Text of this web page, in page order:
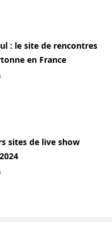
: le site de rencontres
en France
sites de live show